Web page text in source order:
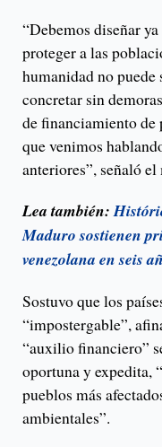
“Debemos diseñar
proteger a las
humanidad no puede
concretar sin
de financiamiento
que venimos
anteriores”, señaló
Lea también:
Maduro sostienen
venezolana en seis
Sostuvo que los
“impostergable”,
“auxilio financiero”
oportuna y expedita,
pueblos más
ambientales”.